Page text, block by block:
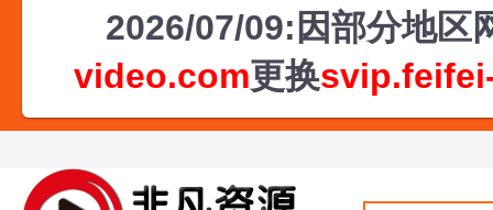
2026/07/09:因部分地区
video.com更换